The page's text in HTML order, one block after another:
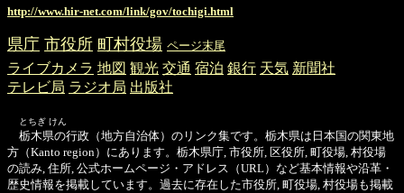
http://www.hir-net.com/link/gov/tochigi.html
県庁 市役所 町村役場 ページ末尾
ライブカメラ 地図 観光 交通 宿泊 銀行 天気 新聞社
テレビ局 ラジオ局 出版社
とちぎ けん
栃木県の行政（地方自治体）のリンク集です。栃木県は日本国の関東地
方（Kanto region）にあります。栃木県庁, 市役所, 区役所, 町役場, 村役場
の読み, 住所, 公式ホームページ・アドレス（URL）など基本情報や沿革・
歴史情報を掲載しています。過去に存在した市役所, 町役場, 村役場も掲載